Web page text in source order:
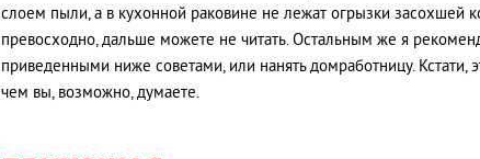
слоем пыли, а в кухонной раковине не лежат огрызки засохшей
превосходно, дальше можете не читать. Остальным же я
приведенными ниже советами, или нанять домработницу. Кстати,
чем вы, возможно, думаете.